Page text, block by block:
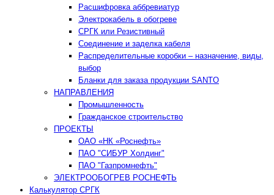
Расшифровка аббревиатур
Электрокабель в обогреве
СРГК или Резистивный
Соединение и заделка кабеля
Распределительные коробки – назначение, виды,
выбор
Бланки для заказа продукции SANTO
НАПРАВЛЕНИЯ
Промышленность
Гражданское строительство
ПРОЕКТЫ
ОАО «НК «Роснефть»
ПАО "СИБУР Холдинг"
ПАО "Газпромнефть"
ЭЛЕКТРООБОГРЕВ РОСНЕФТЬ
Калькулятор СРГК